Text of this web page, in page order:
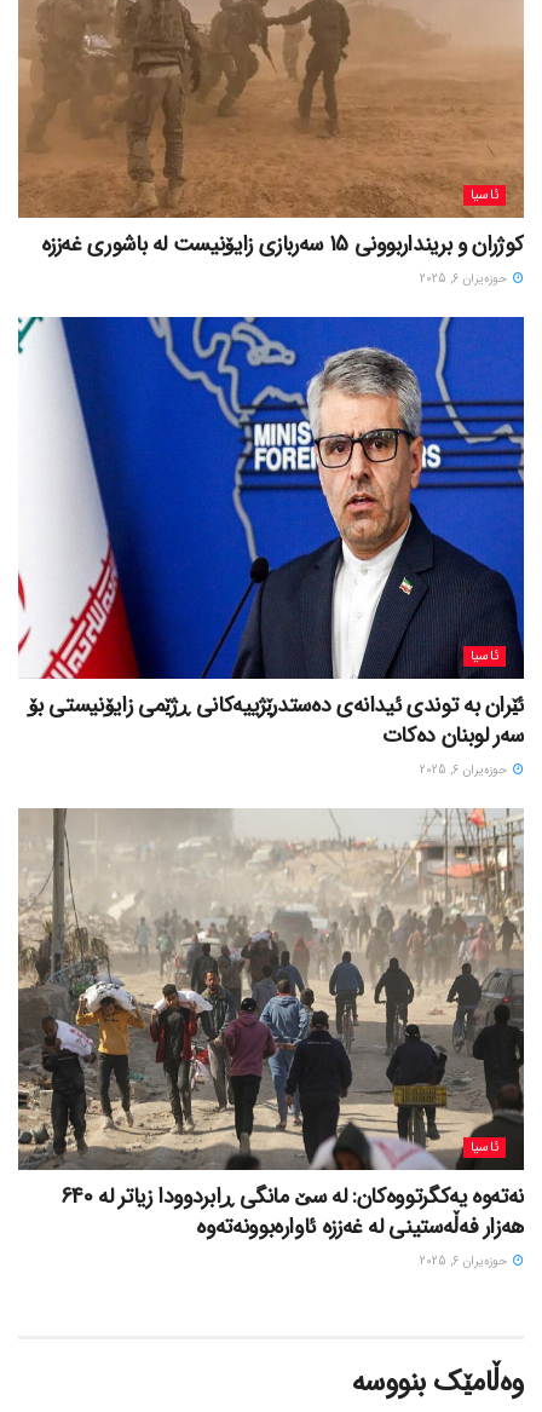
ئاسیا
کوژران و برینداربوونی 15 سەربازی زایۆنیست لە باشوری غەززە
حوزه‌یران 6, 2025
ئاسیا
ئێران بە توندی ئیدانەی دەستدرێژییەکانی ڕژێمی زایۆنیستی بۆ
سەر لوبنان دەکات
حوزه‌یران 6, 2025
ئاسیا
نەتەوە یەکگرتووەکان: لە سێ مانگی ڕابردوودا زیاتر لە 640
هەزار فەڵەستینی لە غەززە ئاوارەبوونەتەوە
حوزه‌یران 6, 2025
وەڵامێک بنووسە